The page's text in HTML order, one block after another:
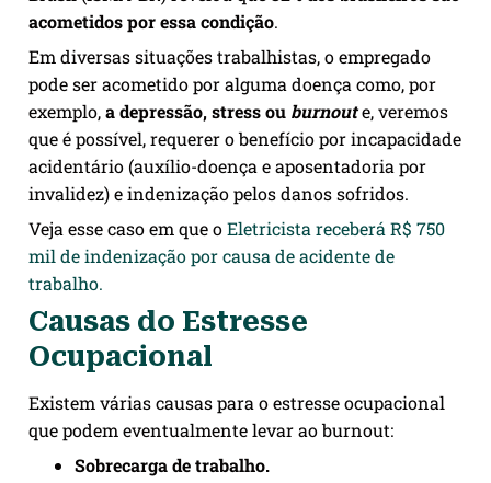
acometidos por essa condição.
Em diversas situações trabalhistas, o empregado
pode ser acometido por alguma doença como, por
exemplo,a depressão, stress ou burnoute, veremos
que é possível, requerer o benefício por incapacidade
acidentário (auxílio-doença e aposentadoria por
invalidez) e indenização pelos danos sofridos.
Veja esse caso em que oEletricista receberá R$ 750
mil de indenização por causa de acidente de
trabalho.
Causas do Estresse
Ocupacional
Existem várias causas para o estresse ocupacional
que podem eventualmente levar ao burnout:
Sobrecarga de trabalho.